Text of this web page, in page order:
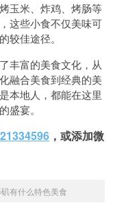
玉米、炸鸡、烤肠等
这些小食不仅美味可
较佳途径。
丰富的美食文化，从
融合美食到经典的美
本地人，都能在这里
盛宴。
，或添加微
有什么特色美食